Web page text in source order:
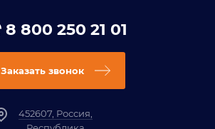
8 800 250 21 01
Заказать звонок
452607, Россия,